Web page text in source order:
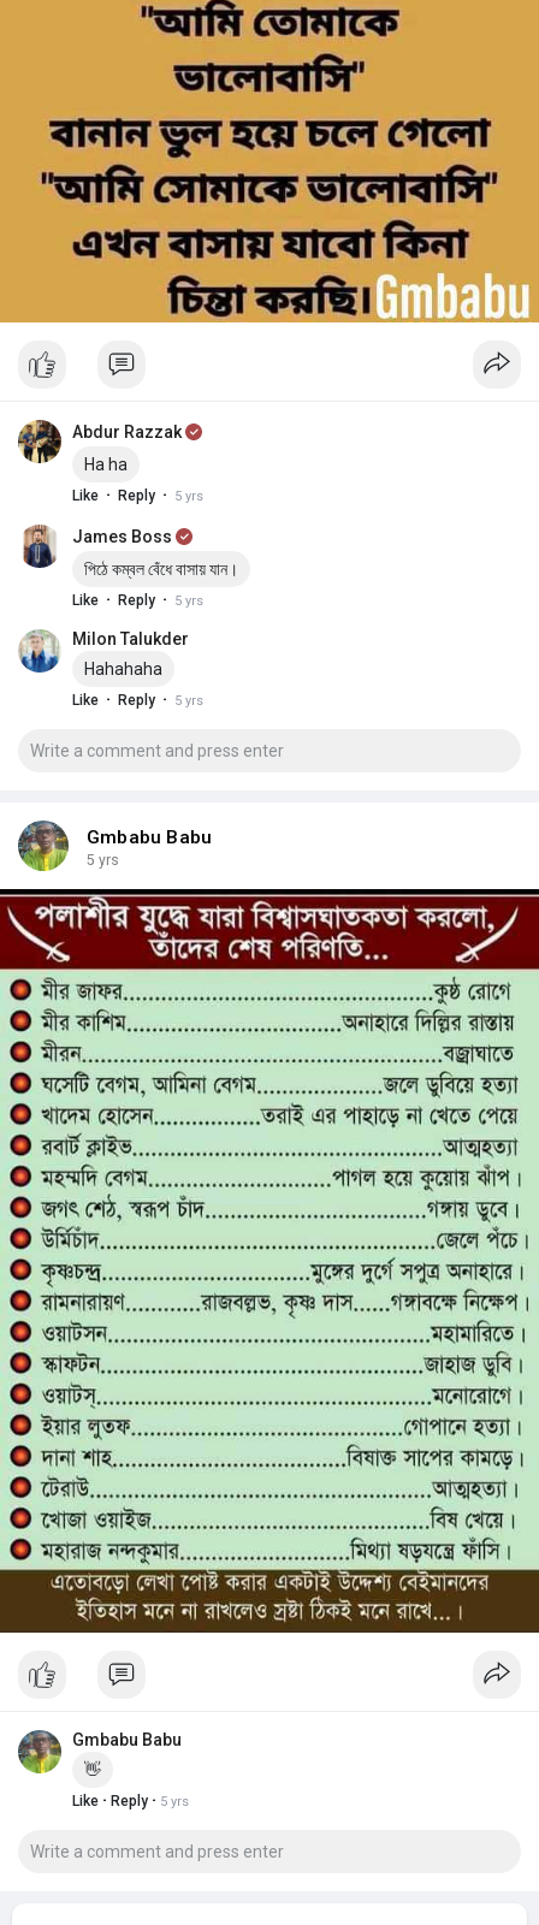
Abdur Razzak
Ha ha
Like · Reply · 5 yrs
James Boss
পিঠে কম্বল বেঁধে বাসায় যান।
Like · Reply · 5 yrs
Milon Talukder
Hahahaha
Like · Reply · 5 yrs
Gmbabu Babu
5 yrs
Gmbabu Babu
👋
Like · Reply · 5 yrs